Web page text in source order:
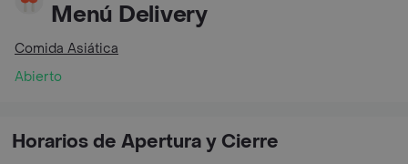
Menú Delivery
Comida Asiática
Abierto
Horarios de Apertura y Cierre